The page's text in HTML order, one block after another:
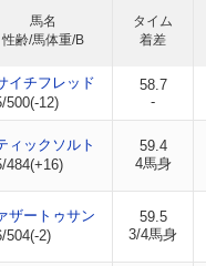
馬名
性齢/馬体重/B
タイム
着差
イチフレッド
500(-12)
58.7
-
ィックソルト
484(+16)
59.4
4馬身
ザートゥサン
504(-2)
59.5
3/4馬身